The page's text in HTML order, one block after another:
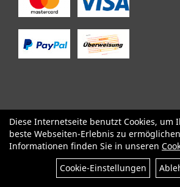
SALE Specialized Factor Cervélo
Pinarello
OPEN Kids / BMX
Zubehör
Sale
Diese Internetseite benutzt Cookies, um
beste Webseiten-Erlebnis zu
Informationen finden Sie in unseren
Cookie-Einstellungen